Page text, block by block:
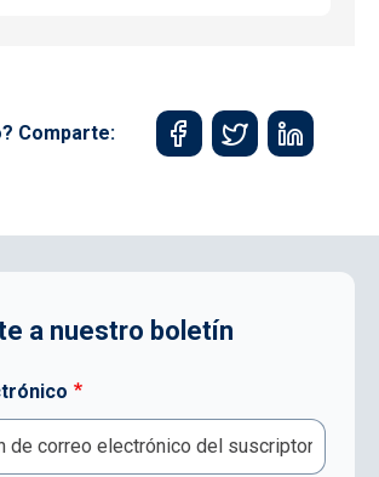
Comparte:
a nuestro boletín